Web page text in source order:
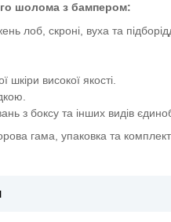
шолома з бампером:
лоб, скроні, вуха та
шкіри високої якості.
з боксу та інших видів
гама, упаковка та